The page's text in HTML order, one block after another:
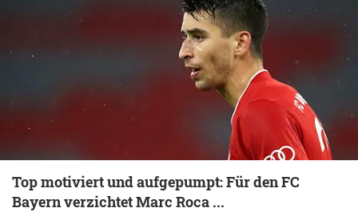
Top motiviert und aufgepumpt: Für den FC
Bayern verzichtet Marc Roca ...